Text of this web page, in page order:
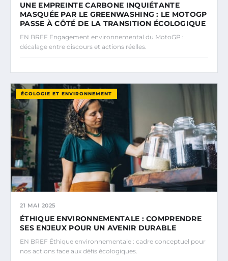
UNE EMPREINTE CARBONE INQUIÉTANTE
MASQUÉE PAR LE GREENWASHING : LE MOTOGP
PASSE À CÔTÉ DE LA TRANSITION ÉCOLOGIQUE
EN BREF Engagement environnemental du MotoGP :
décalage entre discours et actions réelles.
ÉCOLOGIE ET ENVIRONNEMENT
21 MAI 2025
ÉTHIQUE ENVIRONNEMENTALE : COMPRENDRE
SES ENJEUX POUR UN AVENIR DURABLE
EN BREF Éthique environnementale : cadre conceptuel pour
nos actions face aux défis écologiques.